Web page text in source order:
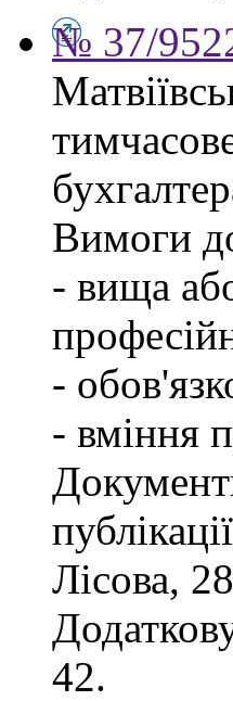
№ 37/
Вимоги
- вища
-
- вміння
Лісова,
42.